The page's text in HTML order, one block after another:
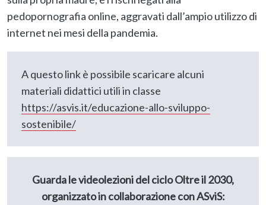
pedopornografia online, aggravati dall’ampio utilizzo di
internet nei mesi della pandemia.
A questo link è possibile scaricare alcuni
materiali didattici utili in classe
https://asvis.it/educazione-allo-sviluppo-
sostenibile/
Guarda le videolezioni del ciclo Oltre il 2030,
organizzato in collaborazione con ASviS: